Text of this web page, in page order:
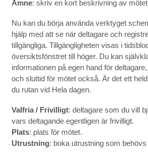
Ämne: skriv en kort beskrivning av
Nu kan du börja använda verktyget
hjälp med att se när deltagare och
tillgängliga. Tillgängligheten visas i
översiktsfönstret till höger. Du kan
informationen på egen hand för
och sluttid för mötet också. Är det ett
du rutan vid Hela dagen.
Valfria / Frivilligt: deltagare som du vill
vars deltagande egentligen är frivilligt.
Plats: plats för mötet.
Utrustning: boka utrustning som behövs